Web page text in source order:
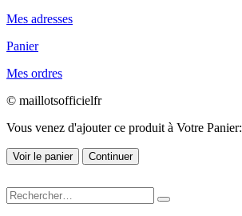
Mes adresses
Panier
Mes ordres
© maillotsofficielfr
Vous venez d'ajouter ce produit à Votre Panier:
Voir le panier Continuer